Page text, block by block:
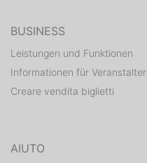
BUSINESS
Leistungen und Funktionen
Informationen für Veranstalter
Creare vendita biglietti
AIUTO